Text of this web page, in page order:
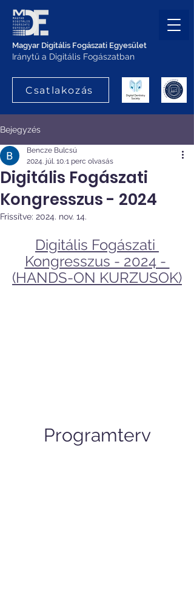
Magyar Digitális Fogászati Egyesület
Iránytű a Digitális Fogászatban
Csatlakozás
Bejegyzés
Digitális Fogászati
Kongresszus - 2024
Bencze Bulcsú
2024. júl. 10.1 perc olvasás
Frissítve: 2024. nov. 14.
Digitális Fogászati
Kongresszus - 2024 -
(HANDS-ON KURZUSOK)
Programterv